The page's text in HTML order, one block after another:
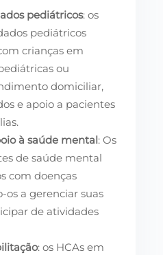
pediátricos: os
pediátricos
crianças em
ou
domiciliar,
e apoio a pacientes
à saúde mental: Os
de saúde mental
com doenças
os a gerenciar suas
de atividades
: os HCAs em